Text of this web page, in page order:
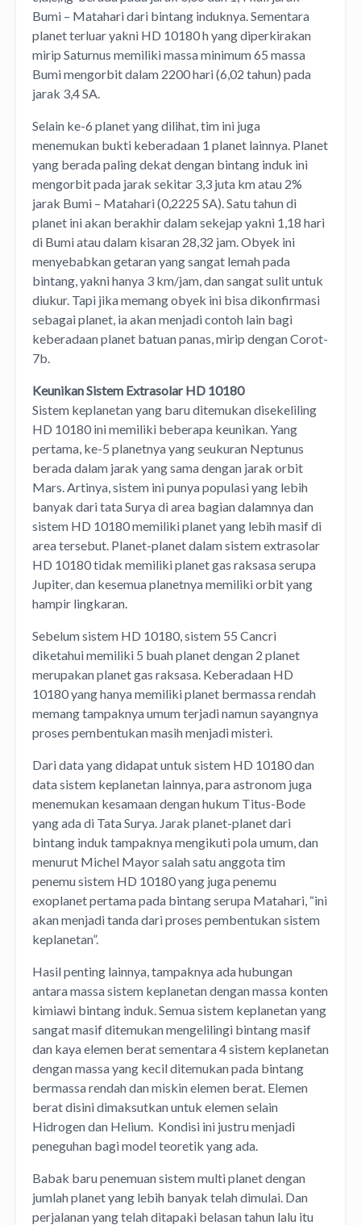
Bumi – Matahari dari bintang induknya. Sementara
planet terluar yakni HD 10180 h yang diperkirakan
mirip Saturnus memiliki massa minimum 65 massa
Bumi mengorbit dalam 2200 hari (6,02 tahun) pada
jarak 3,4 SA.
Selain ke-6 planet yang dilihat, tim ini juga
menemukan bukti keberadaan 1 planet lainnya. Planet
yang berada paling dekat dengan bintang induk ini
mengorbit pada jarak sekitar 3,3 juta km atau 2%
jarak Bumi – Matahari (0,2225 SA). Satu tahun di
planet ini akan berakhir dalam sekejap yakni 1,18 hari
di Bumi atau dalam kisaran 28,32 jam. Obyek ini
menyebabkan getaran yang sangat lemah pada
bintang, yakni hanya 3 km/jam, dan sangat sulit untuk
diukur. Tapi jika memang obyek ini bisa dikonfirmasi
sebagai planet, ia akan menjadi contoh lain bagi
keberadaan planet batuan panas, mirip dengan Corot-
7b.
Keunikan Sistem Extrasolar HD 10180
Sistem keplanetan yang baru ditemukan disekeliling
HD 10180 ini memiliki beberapa keunikan. Yang
pertama, ke-5 planetnya yang seukuran Neptunus
berada dalam jarak yang sama dengan jarak orbit
Mars. Artinya, sistem ini punya populasi yang lebih
banyak dari tata Surya di area bagian dalamnya dan
sistem HD 10180 memiliki planet yang lebih masif di
area tersebut. Planet-planet dalam sistem extrasolar
HD 10180 tidak memiliki planet gas raksasa serupa
Jupiter, dan kesemua planetnya memiliki orbit yang
hampir lingkaran.
Sebelum sistem HD 10180, sistem 55 Cancri
diketahui memiliki 5 buah planet dengan 2 planet
merupakan planet gas raksasa. Keberadaan HD
10180 yang hanya memiliki planet bermassa rendah
memang tampaknya umum terjadi namun sayangnya
proses pembentukan masih menjadi misteri.
Dari data yang didapat untuk sistem HD 10180 dan
data sistem keplanetan lainnya, para astronom juga
menemukan kesamaan dengan hukum Titus-Bode
yang ada di Tata Surya. Jarak planet-planet dari
bintang induk tampaknya mengikuti pola umum, dan
menurut Michel Mayor salah satu anggota tim
penemu sistem HD 10180 yang juga penemu
exoplanet pertama pada bintang serupa Matahari, “ini
akan menjadi tanda dari proses pembentukan sistem
keplanetan”.
Hasil penting lainnya, tampaknya ada hubungan
antara massa sistem keplanetan dengan massa konten
kimiawi bintang induk. Semua sistem keplanetan yang
sangat masif ditemukan mengelilingi bintang masif
dan kaya elemen berat sementara 4 sistem keplanetan
dengan massa yang kecil ditemukan pada bintang
bermassa rendah dan miskin elemen berat. Elemen
berat disini dimaksutkan untuk elemen selain
Hidrogen dan Helium. Kondisi ini justru menjadi
peneguhan bagi model teoretik yang ada.
Babak baru penemuan sistem multi planet dengan
jumlah planet yang lebih banyak telah dimulai. Dan
perjalanan yang telah ditapaki belasan tahun lalu itu